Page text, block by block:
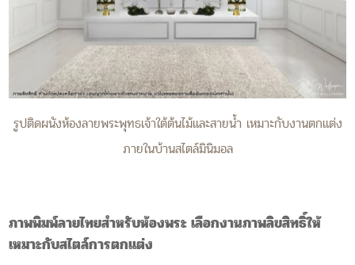
รูปติดผนังห้องลายพระพุทธเจ้าใต้ต้นไม้และสายน้ำ เหมาะกับงานตกแต่ง
ภายในบ้านสไตล์มินิมอล
ภาพพิมพ์ลายไทยสำหรับห้องพระ เลือกงานภาพลิขสิทธิ์ให้
เหมาะกับสไตล์การตกแต่ง